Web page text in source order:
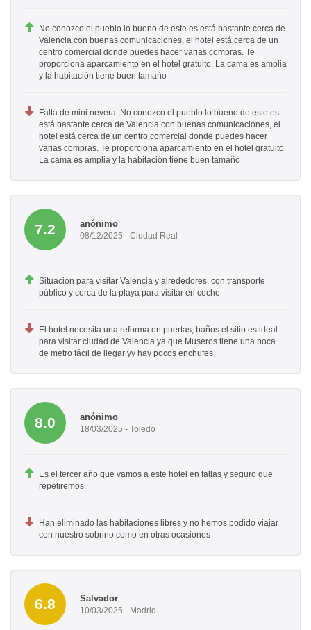
No conozco el pueblo lo bueno de este es está bastante cerca de
Valencia con buenas comunicaciones, el hotel está cerca de un
centro comercial donde puedes hacer varias compras. Te
proporciona aparcamiento en el hotel gratuito. La cama es amplia
y la habitación tiene buen tamaño
Falta de mini nevera ,No conozco el pueblo lo bueno de este es
está bastante cerca de Valencia con buenas comunicaciones, el
hotel está cerca de un centro comercial donde puedes hacer
varias compras. Te proporciona aparcamiento en el hotel gratuito.
La cama es amplia y la habitación tiene buen tamaño
7.2 anónimo
08/12/2025 - Ciudad Real
Situación para visitar Valencia y alrededores, con transporte
público y cerca de la playa para visitar en coche
El hotel necesita una reforma en puertas, baños el sitio es ideal
para visitar ciudad de Valencia ya que Museros tiene una boca
de metro fácil de llegar yy hay pocos enchufes
8.0 anónimo
18/03/2025 - Toledo
Es el tercer año que vamos a este hotel en fallas y seguro que
repetiremos.
Han eliminado las habitaciones libres y no hemos podido viajar
con nuestro sobrino como en otras ocasiones
6.8 Salvador
10/03/2025 - Madrid